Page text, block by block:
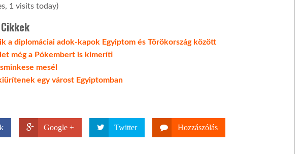
1 visits today)
a diplomáciai adok-kapok Egyiptom és Törökország között
még a Pókembert is kimeríti
mesél
egy várost Egyiptomban
Google + Twitter Hozzászólás